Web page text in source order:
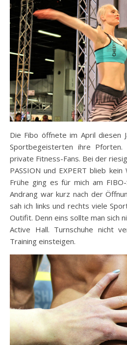
Die Fibo öffnete im April diesen
Sportbegeisterten ihre Pforten.
private Fitness-Fans. Bei der
PASSION und EXPERT blieb
Frühe ging es für mich am
Andrang war kurz nach der
sah ich links und rechts viele
Outifit. Denn eins sollte man sich
Active Hall. Turnschuhe nicht
Training einsteigen.